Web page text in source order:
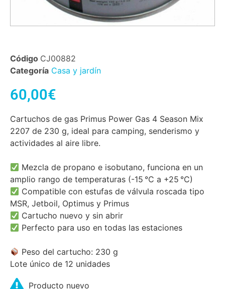
Código CJ00882
Categoría Casa y jardín
60,00€
Cartuchos de gas Primus Power Gas 4 Season Mix
2207 de 230 g, ideal para camping, senderismo y
actividades al aire libre.
Mezcla de propano e isobutano, funciona en un
amplio rango de temperaturas (-15 °C a +25 °C)
Compatible con estufas de válvula roscada tipo
MSR, Jetboil, Optimus y Primus
Cartucho nuevo y sin abrir
Perfecto para uso en todas las estaciones
Peso del cartucho: 230 g
Lote único de 12 unidades
Producto nuevo